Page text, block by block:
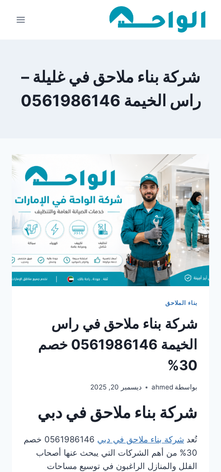
شركة بناء ملاحق في غليلة –
راس الخيمة 0561986146
بناء الملاحق
شركة بناء ملاحق في راس
الخيمة 0561986146 خصم
30%
بواسطة ahmed ديسمبر 20, 2025
شركة بناء ملاحق في دبي
تُعد شركة بناء ملاحق في دبي
0561986146 خصم
30% من أهم الشركات التي يبحث عنها أصحاب
الفلل والمنازل الراغبون في توسيع مساحات